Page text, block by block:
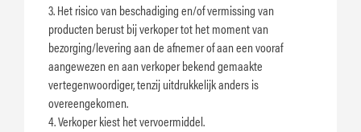
3. Het risico van beschadiging en/of vermissing van
producten berust bij verkoper tot het moment van
bezorging/levering aan de afnemer of aan een vooraf
aangewezen en aan verkoper bekend gemaakte
vertegenwoordiger, tenzij uitdrukkelijk anders is
overeengekomen.
4. Verkoper kiest het vervoermiddel.